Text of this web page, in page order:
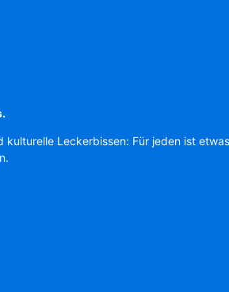
Leckerbissen: Für jeden ist